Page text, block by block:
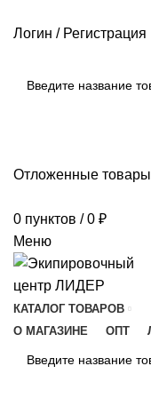
Логин / Регистрация
Отложенные товары
0 пунктов / 0 ₽
Меню
КАТАЛОГ ТОВАРОВ
О МАГАЗИНЕ
ОПТ